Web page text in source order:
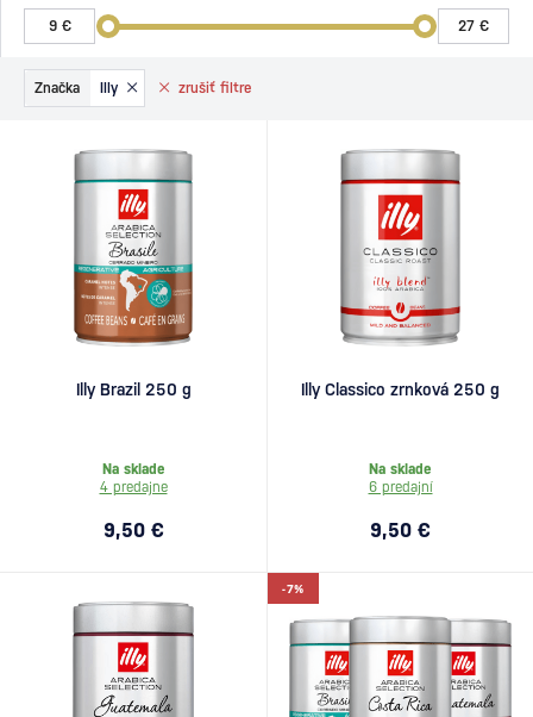
zrušiť filtre
Značka Illy
Illy Brazil 250 g
Na sklade
4 predajne
9,50 €
Illy Classico zrnková 250 g
Na sklade
6 predajní
9,50 €
-7%